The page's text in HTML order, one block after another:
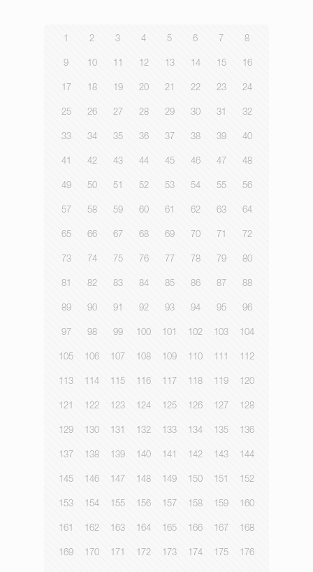
1 2 3 4 5 6 7 8
9 10 11 12 13 14 15 16
17 18 19 20 21 22 23 24
25 26 27 28 29 30 31 32
33 34 35 36 37 38 39 40
41 42 43 44 45 46 47 48
49 50 51 52 53 54 55 56
57 58 59 60 61 62 63 64
65 66 67 68 69 70 71 72
73 74 75 76 77 78 79 80
81 82 83 84 85 86 87 88
89 90 91 92 93 94 95 96
97 98 99 100 101 102 103 104
105 106 107 108 109 110 111 112
113 114 115 116 117 118 119 120
121 122 123 124 125 126 127 128
129 130 131 132 133 134 135 136
137 138 139 140 141 142 143 144
145 146 147 148 149 150 151 152
153 154 155 156 157 158 159 160
161 162 163 164 165 166 167 168
169 170 171 172 173 174 175 176